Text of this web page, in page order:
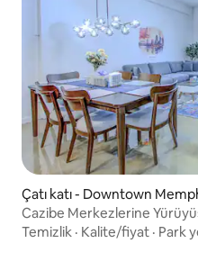
Çatı katı - Downtown
Cazibe Merkezlerine
Premium 1 Yatak Odalı Çatı
Temizlik · Kalite/fiyat · Park